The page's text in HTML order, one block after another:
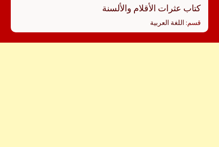
كتاب عثرات الأقلام والألسنة
قسم: اللغة العربية